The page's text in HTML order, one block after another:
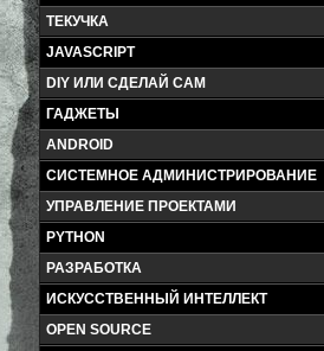
ТЕКУЧКА
JAVASCRIPT
DIY ИЛИ СДЕЛАЙ САМ
ГАДЖЕТЫ
ANDROID
СИСТЕМНОЕ АДМИНИСТРИРОВАНИЕ
УПРАВЛЕНИЕ ПРОЕКТАМИ
PYTHON
РАЗРАБОТКА
ИСКУССТВЕННЫЙ ИНТЕЛЛЕКТ
OPEN SOURCE